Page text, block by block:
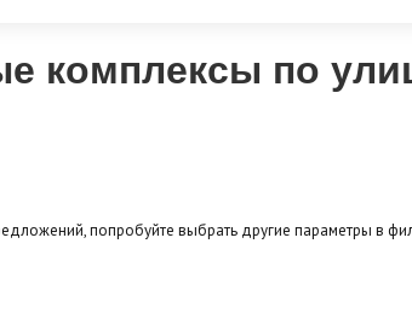
комплексы по
попробуйте выбрать другие параметры в